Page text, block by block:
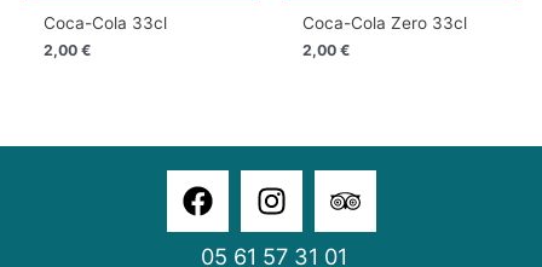
Coca-Cola 33cl
2,00€
Coca-Cola Zero 33cl
2,00€
05 61 57 31 01